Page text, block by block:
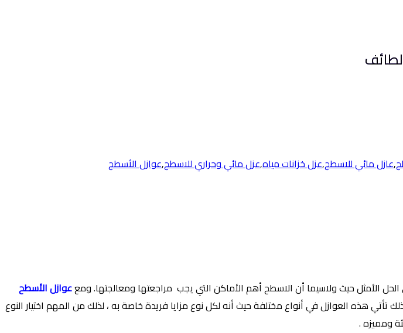
,عازل مائي للاسطح,عزل خزانات مياه,عزل مائي وحراري للاسطح,عوازل الأسطح
الأمثل حيث ولاسيما أن الاسطح أهم الأماكن التي يجب مراجعتها ومعالجتها. ومععوازل الأسطح
هذه العوازل في أنواع مختلفة حيث أنه لكل نوع مزايا فريدة خاصة به ، لذلك من المهم اختيار النوع
ومميزه .